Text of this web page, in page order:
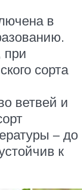
в
при
сорта
ветвей и
– до
к